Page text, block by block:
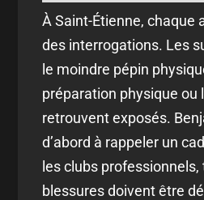
À Saint-Étienne, chaque
des interrogations. Les
le moindre pépin
préparation physique ou
retrouvent exposés.
d’abord à rappeler un
les clubs
blessures doivent être